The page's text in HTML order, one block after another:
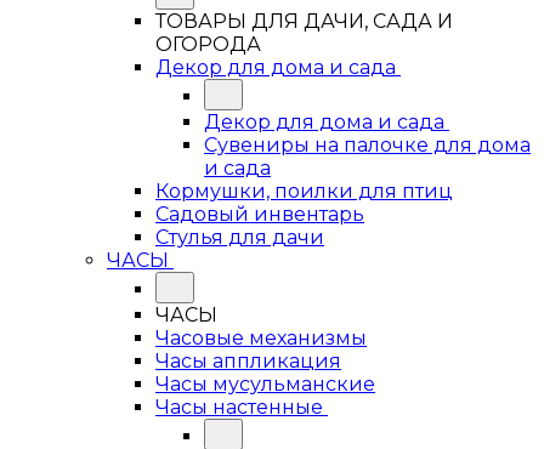
ТОВАРЫ ДЛЯ ДАЧИ, САДА И
ОГОРОДА
Декор для дома и сада
Декор для дома и сада
Сувениры на палочке для дома
и сада
Кормушки, поилки для птиц
Садовый инвентарь
Стулья для дачи
ЧАСЫ
ЧАСЫ
Часовые механизмы
Часы аппликация
Часы мусульманские
Часы настенные